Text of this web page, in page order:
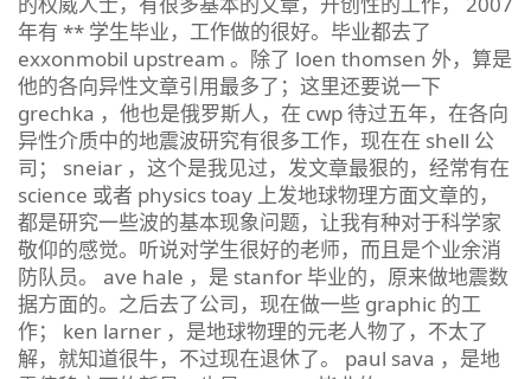
年有 ** 学生毕业，工作做的很好。毕业都去了
exxonmobil upstream 。除了 loen thomsen 外，算是
他的各向异性文章引用最多了；这里还要说一下
grechka ，他也是俄罗斯人，在 cwp 待过五年，在各向
异性介质中的地震波研究有很多工作，现在在 shell 公
司； sneiar ，这个是我见过，发文章最狠的，经常有在
science 或者 physics toay 上发地球物理方面文章的，
都是研究一些波的基本现象问题，让我有种对于科学家
敬仰的感觉。听说对学生很好的老师，而且是个业余消
防队员。 ave hale ，是 stanfor 毕业的，原来做地震数
据方面的。之后去了公司，现在做一些 graphic 的工
作； ken larner ，是地球物理的元老人物了，不太了
解，就知道很牛，不过现在退休了。 paul sava ，是地